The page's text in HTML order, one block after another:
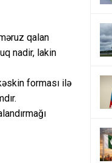
qalan
nadir, lakin
forması ilə